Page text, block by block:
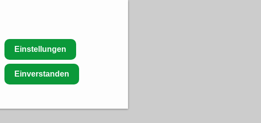
Einstellungen
Einverstanden